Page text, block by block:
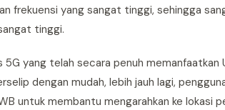
frekuensi yang sangat tinggi, sehingga
tinggi.
yang telah secara penuh memanfaatkan
dengan mudah, lebih jauh lagi,
untuk membantu mengarahkan ke lokasi